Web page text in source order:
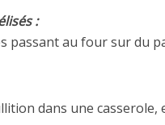
:
passant au four sur du
dans une casserole,